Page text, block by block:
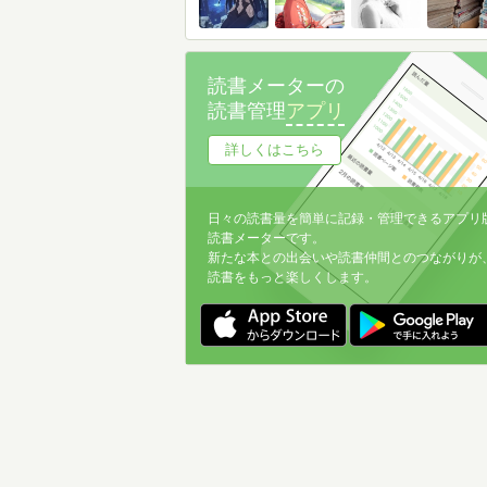
読書メーターの
読書管理アプリ
詳しくはこちら
日々の読書量を簡単に記録・管理できるアプリ
読書メーターです。
新たな本との出会いや読書仲間とのつながりが
読書をもっと楽しくします。